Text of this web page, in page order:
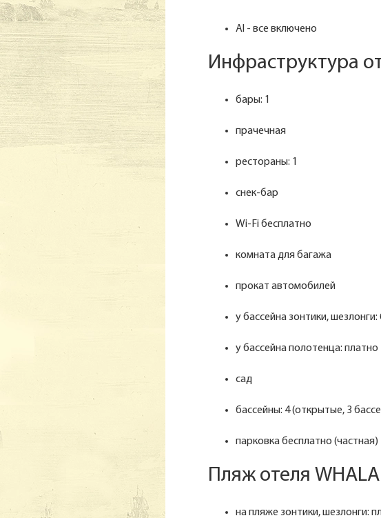
Al - все включено
Инфраструктура
бары: 1
прачечная
рестораны: 1
снек-бар
Wi-Fi бесплатно
комната для багажа
прокат автомобилей
у бассейна зонтики, шезлонги:
у бассейна полотенца: платно
сад
бассейны: 4 (открытые, 3
парковка бесплатно (частная)
Пляж отеля
на пляже зонтики, шезлонги: